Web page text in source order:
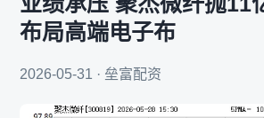
布局高端电子布
2026-05-31 · 垒富配资